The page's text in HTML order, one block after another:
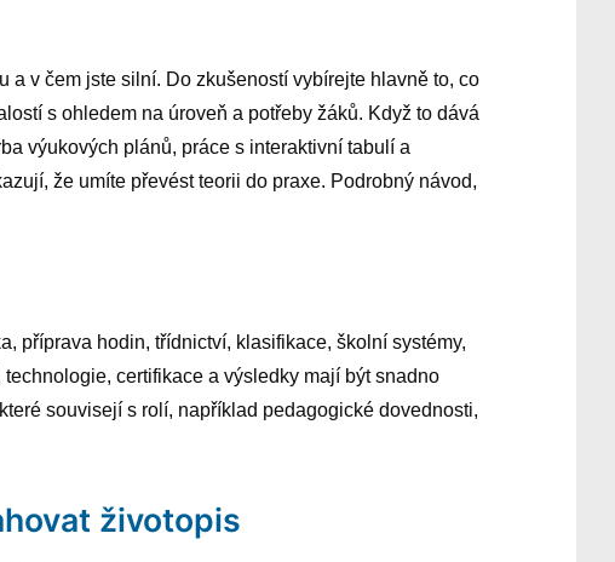
v čem jste silní. Do zkušeností vybírejte hlavně to, co
s ohledem na úroveň a potřeby žáků. Když to dává
výukových plánů, práce s interaktivní tabulí a
že umíte převést teorii do praxe. Podrobný návod,
příprava hodin, třídnictví, klasifikace, školní systémy,
certifikace a výsledky mají být snadno
souvisejí s rolí, například pedagogické dovednosti,
životopis